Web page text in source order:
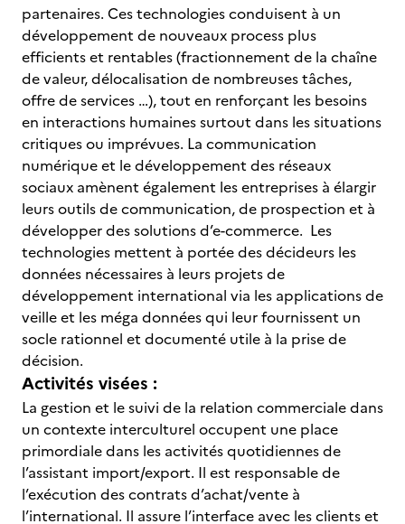
partenaires. Ces technologies conduisent à un
développement de nouveaux process plus
efficients et rentables (fractionnement de la chaîne
de valeur, délocalisation de nombreuses tâches,
offre de services …), tout en renforçant les besoins
en interactions humaines surtout dans les situations
critiques ou imprévues. La communication
numérique et le développement des réseaux
sociaux amènent également les entreprises à élargir
leurs outils de communication, de prospection et à
développer des solutions d’e-commerce. Les
technologies mettent à portée des décideurs les
données nécessaires à leurs projets de
développement international via les applications de
veille et les méga données qui leur fournissent un
socle rationnel et documenté utile à la prise de
décision.
Activités visées :
La gestion et le suivi de la relation commerciale dans
un contexte interculturel occupent une place
primordiale dans les activités quotidiennes de
l’assistant import/export. Il est responsable de
l’exécution des contrats d’achat/vente à
l’international. Il assure l’interface avec les clients et